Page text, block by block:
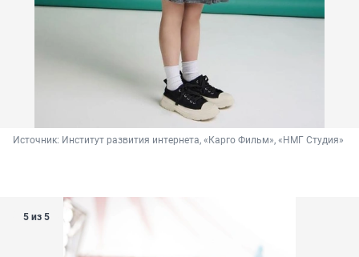
Источник: Институт развития интернета, «Карго Фильм», «НМГ Студия»
5 из 5